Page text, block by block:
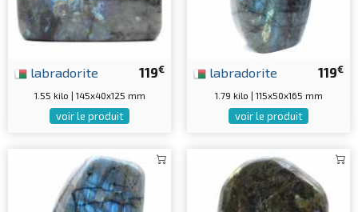
119€
labradorite
1.55 kilo | 145x40x125 mm
voir le produit
119€
labradorite
1.79 kilo | 115x50x165 mm
voir le produit